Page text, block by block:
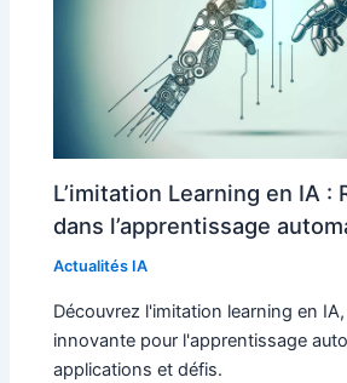
L’imitation Learning en IA :
dans l’apprentissage
Actualités IA
Découvrez l'imitation learning en
innovante pour l'apprentissage
applications et défis.